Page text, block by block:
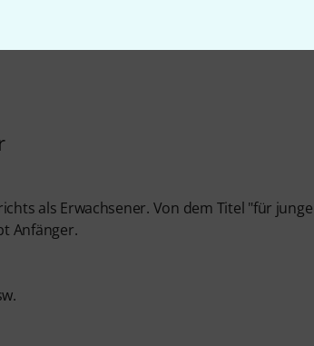
als Erwachsener. Von dem Titel "für
Anfänger.